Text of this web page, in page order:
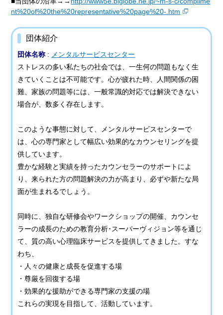
nt%20of%20the%20representative%20page%20-.htm
団体紹介
団体名称 : メンタルサービスセンター
ストレスの多い私たちの社会では、一生何の問題もなく生
きていくことは不可能です。心が疲れた時、人間関係の困
難、家族の問題等には、一般常識的対応では解決できない
場合が、数多く存在します。
このような事態に対して、メンタルサービスセンターで
は、心の専門家として幅広い効果的なカウンセリングを提
供しています。
豊かな経験と実績を持ったカウンセラーのサポートによ
り、来られた方の問題解決の力が高まり、必ずや新たな局
面が生まれるでしょう。
同時に、独自な研修会やワークショップの開催、カウンセ
ラーの成長のための教育分析･スーパーヴィジョン等を通じ
て、質の高い心理臨床サービスを提供してきました。すな
わち、
・人々の健康と成長を促進する場
・尊厳を回復する場
・効果的な援助ができる専門家の支援の場
これらの実現を目指して、活動しています。